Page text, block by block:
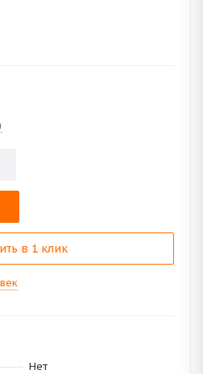
в 1 клик
Нет